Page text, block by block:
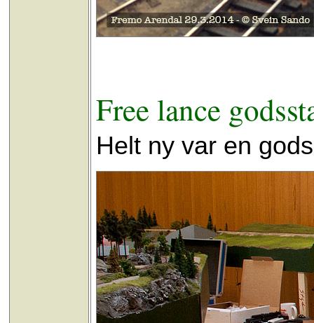
Free lance
Helt ny var en